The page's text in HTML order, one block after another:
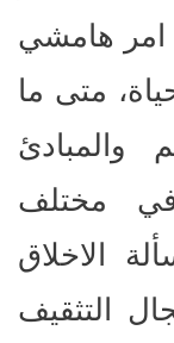
امر هامشي
متى ما
والمبادئ
مختلف
الاخلاق
التثقيف